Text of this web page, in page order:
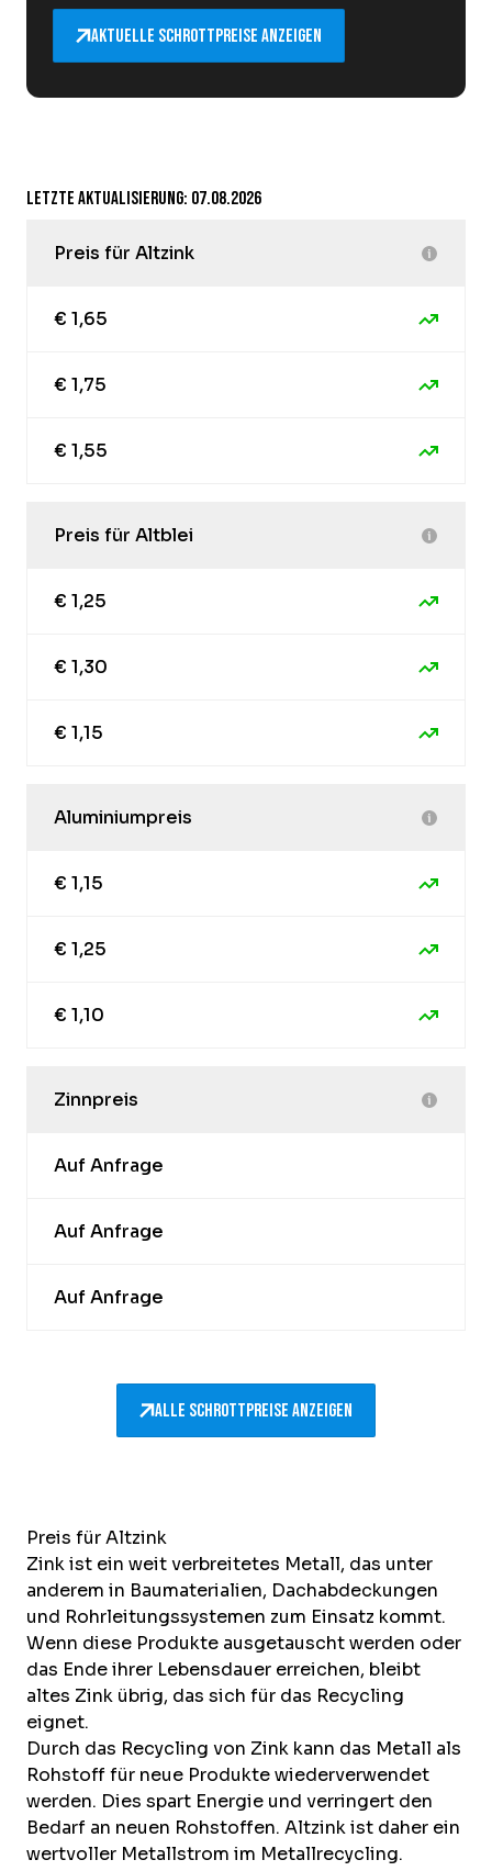
Aktuelle Schrottpreise anzeigen
Letzte Aktualisierung: 07.08.2026
Preis für Altzink
€ 1,65
€ 1,75
€ 1,55
Preis für Altblei
€ 1,25
€ 1,30
€ 1,15
Aluminiumpreis
€ 1,15
€ 1,25
€ 1,10
Zinnpreis
Auf Anfrage
Auf Anfrage
Auf Anfrage
Alle Schrottpreise anzeigen
Preis für Altzink
Zink ist ein weit verbreitetes Metall, das unter
anderem in Baumaterialien, Dachabdeckungen
und Rohrleitungssystemen zum Einsatz kommt.
Wenn diese Produkte ausgetauscht werden oder
das Ende ihrer Lebensdauer erreichen, bleibt
altes Zink übrig, das sich für das Recycling
eignet.
Durch das Recycling von Zink kann das Metall als
Rohstoff für neue Produkte wiederverwendet
werden. Dies spart Energie und verringert den
Bedarf an neuen Rohstoffen. Altzink ist daher ein
wertvoller Metallstrom im Metallrecycling.